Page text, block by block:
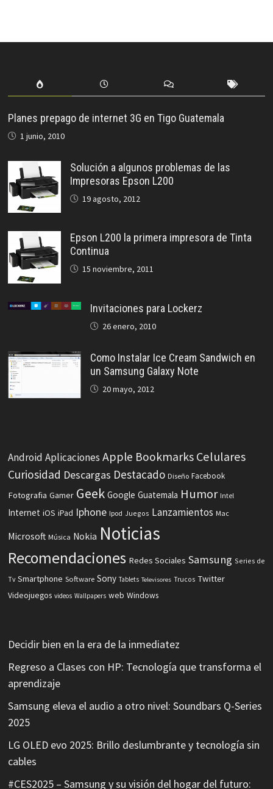
Planes prepago de internet 3G en Tigo Guatemala
1 junio, 2010
Solución a algunos problemas de las
Impresoras Epson L200
19 agosto, 2012
Epson L200 la primera impresora de Tinta
Continua
15 noviembre, 2011
Invitaciones para Lockerz
26 enero, 2010
Como Instalar Ice Cream Sandwich en
un Samsung Galaxy Note
20 mayo, 2012
Android Aplicaciones Apple Bookmarks Celulares
Curiosidad Descargas Destacado Diseño Facebook
Fotografia Gamer Geek Google Guatemala Humor Intel
Internet iOS iPad Iphone Ipod Juegos Lanzamientos Mac
Microsoft Música Nokia Noticias
Recomendaciones Redes Sociales Samsung Series de
Tv Smartphone Software Sony Tablets Televisores Trucos Twitter
Videojuegos videos Wallpapers web Windows
Decidir bien en la era de la inmediatez
Regreso a Clases con HP: Tecnología que transforma el
aprendizaje
Samsung eleva el audio a otro nivel: Soundbars Q-Series
2025
LG OLED evo 2025: Brillo deslumbrante y tecnología sin
cables
#CES2025 – Samsung y su visión del hogar del futuro: